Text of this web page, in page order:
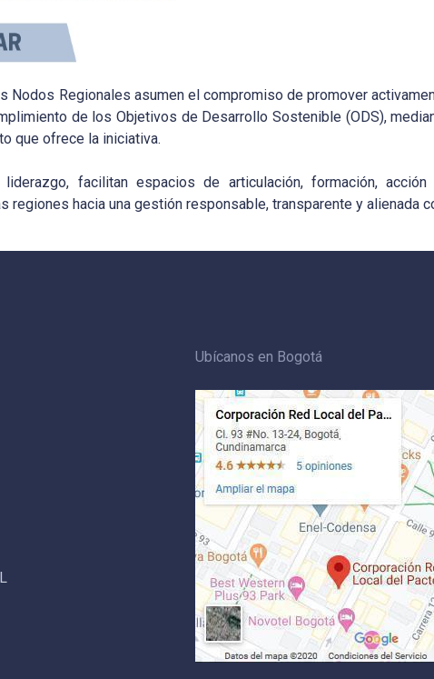
Nodos Regionales asumen el compromiso de promover
de los Objetivos de Desarrollo Sostenible (ODS),
que ofrece la iniciativa.
facilitan espacios de articulación, formación,
regiones hacia una gestión responsable, transparente y alienada
Ubícanos en Bogotá